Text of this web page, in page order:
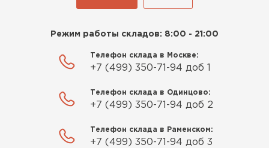
Режим работы складов: 8:00 - 21:00
Телефон склада в Москве:
+7 (499) 350-71-94 доб 1
Телефон склада в Одинцово:
+7 (499) 350-71-94 доб 2
Телефон склада в Раменском:
+7 (499) 350-71-94 доб 3